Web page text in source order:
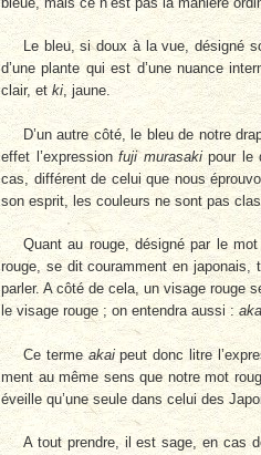
Le bleu, si doux à la vue, désigné
d’une plante qui est d’une nuance
clair, et ki, jaune.
D’un autre côté, le bleu de notre
effet l’expressionfuji murasakipour le
cas, différent de celui que nous
son esprit, les couleurs ne sont pas
Quant au rouge, désigné par le
rouge, se dit couramment en japonais,
par­ler. A côté de cela, un visage rouge
le visage rouge ; on entendra aussi :
Ce termeakaipeut donc litre
ment au même sens que notre mot
éveille qu’une seule dans celui des
A tout prendre, il est sage, en cas